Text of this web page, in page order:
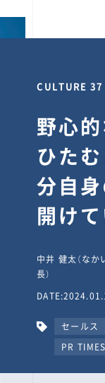
CULTURE 37
野心
ひた
分自
開け
タビ
中井 健太（なか
長）
セールス
PR TIMES